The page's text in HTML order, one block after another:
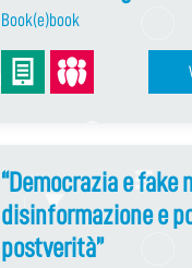
Book(e)book
“Democrazia e fake
disinformazione e
postverità”